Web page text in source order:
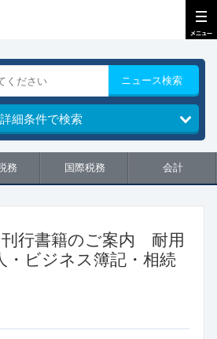
ニュース検索
詳細条件で検索
務 国際税務 会計
刊行書籍のご案内 耐用
・ビジネス簿記・相続